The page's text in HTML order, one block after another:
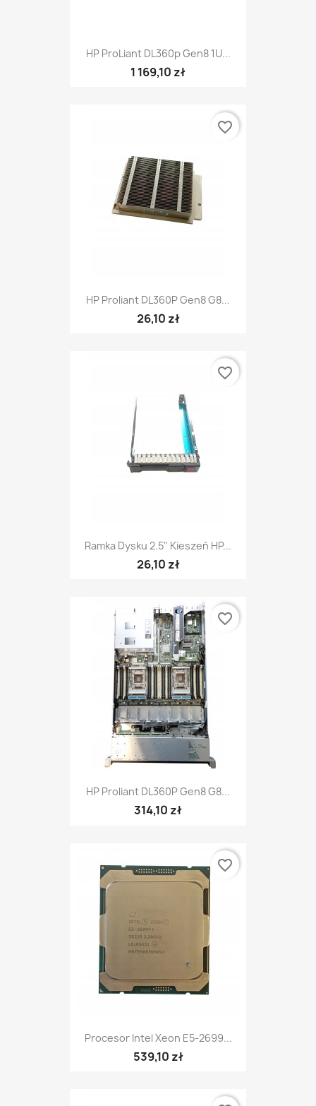
HP ProLiant DL360p Gen8 1U...
1 169,10 zł
HP Proliant DL360P Gen8 G8...
26,10 zł
favorite_border
Ramka Dysku 2.5" Kieszeń HP...
26,10 zł
favorite_border
HP Proliant DL360P Gen8 G8...
314,10 zł
favorite_border
Procesor Intel Xeon E5-2699...
539,10 zł
favorite_border